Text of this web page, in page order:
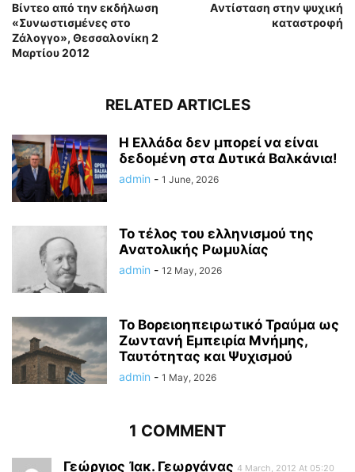
Βίντεο από την εκδήλωση
«Συνωστισμένες στο
Ζάλογγο», Θεσσαλονίκη 2
Μαρτίου 2012
Aντίσταση στην ψυχική
καταστροφή
RELATED ARTICLES
Η Ελλάδα δεν μπορεί να είναι
δεδομένη στα Δυτικά Βαλκάνια!
admin - 1 June, 2026
Το τέλος του ελληνισμού της
Ανατολικής Ρωμυλίας
admin - 12 May, 2026
Το Βορειοηπειρωτικό Τραύμα ως
Ζωντανή Εμπειρία Μνήμης,
Ταυτότητας και Ψυχισμού
admin - 1 May, 2026
1 COMMENT
Γεώργιος Ἰακ. Γεωργάνας 4 March, 2012 At 05:20